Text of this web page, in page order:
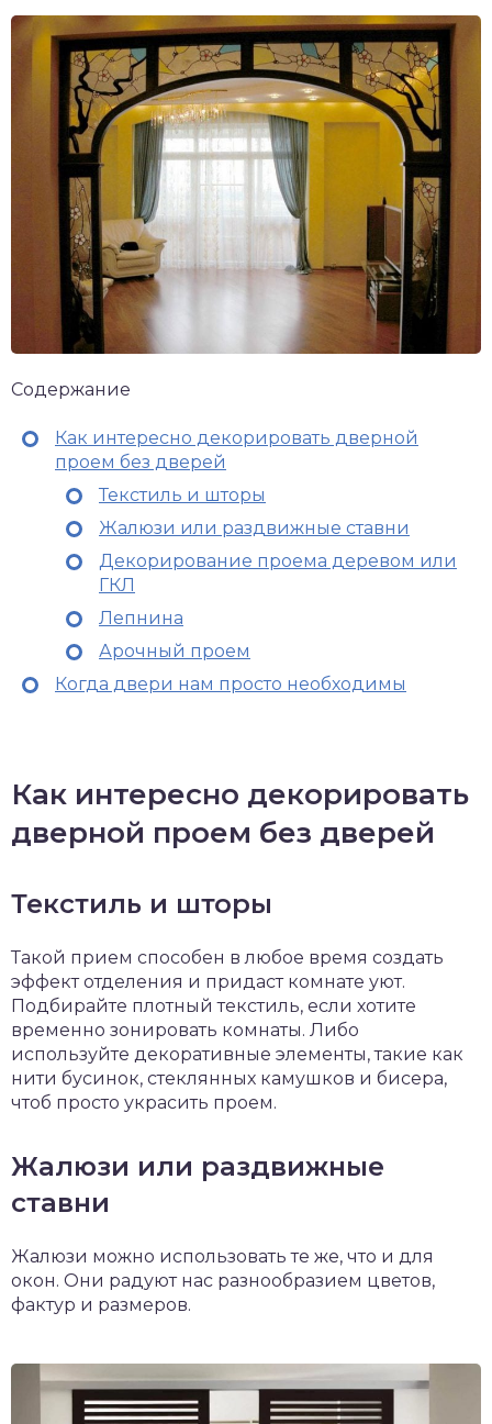
Содержание
Как интересно декорировать дверной
проем без дверей
Текстиль и шторы
Жалюзи или раздвижные ставни
Декорирование проема деревом или
ГКЛ
Лепнина
Арочный проем
Когда двери нам просто необходимы
Как интересно декорировать
дверной проем без дверей
Текстиль и шторы
Такой прием способен в любое время создать
эффект отделения и придаст комнате уют.
Подбирайте плотный текстиль, если хотите
временно зонировать комнаты. Либо
используйте декоративные элементы, такие как
нити бусинок, стеклянных камушков и бисера,
чтоб просто украсить проем.
Жалюзи или раздвижные
ставни
Жалюзи можно использовать те же, что и для
окон. Они радуют нас разнообразием цветов,
фактур и размеров.